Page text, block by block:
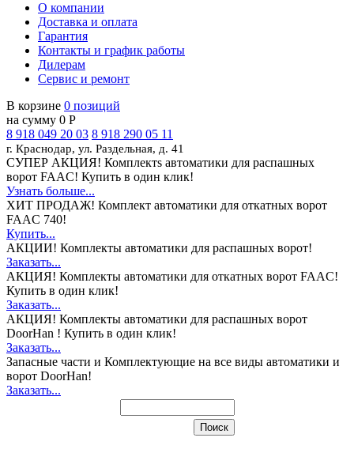
О компании
Доставка и оплата
Гарантия
Контакты и график работы
Дилерам
Сервис и ремонт
В корзине 0 позиций
на сумму 0 Р
8 918 049 20 03 8 918 290 05 11
г. Краснодар, ул. Раздельная, д. 41
СУПЕР АКЦИЯ! Комплектs автоматики для распашных
ворот FAAC! Купить в один клик!
Узнать больше...
ХИТ ПРОДАЖ! Комплект автоматики для откатных ворот
FAAC 740!
Купить...
АКЦИИ! Комплекты автоматики для распашных ворот!
Заказать...
АКЦИЯ! Комплекты автоматики для откатных ворот FAAC!
Купить в один клик!
Заказать...
АКЦИЯ! Комплекты автоматики для распашных ворот
DoorHan ! Купить в один клик!
Заказать...
Запасные части и Комплектующие на все виды автоматики и
ворот DoorHan!
Заказать...